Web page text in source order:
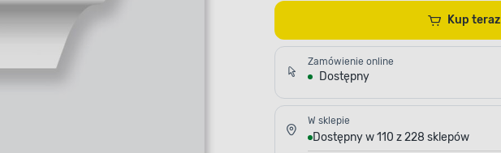
Kup teraz
Zamówienie online
Dostępny
W sklepie
Dostępny w 110 z 228 sklepów